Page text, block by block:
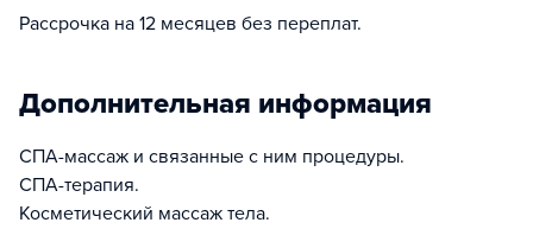
Рассрочка на 12 месяцев без переплат.
Дополнительная информация
СПА-массаж и связанные с ним процедуры.
СПА-терапия.
Косметический массаж тела.